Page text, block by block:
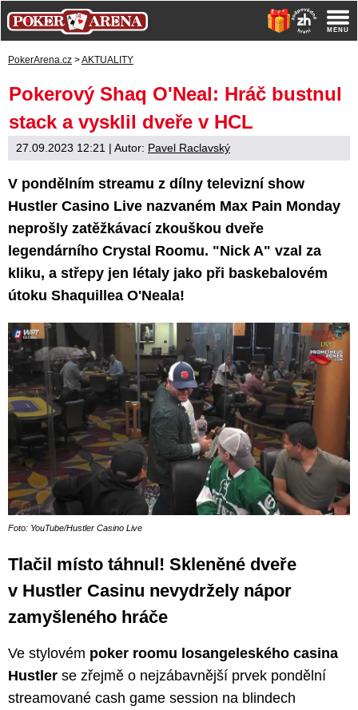
PokerArena.cz >AKTUALITY
Pokerový Shaq O'Neal: Hráč bustnul
stack a vysklil dveře v HCL
27.09.2023 12:21 | Autor: Pavel Raclavský
V pondělním streamu z dílny televizní show
Hustler Casino Live nazvaném Max Pain Monday
neprošly zatěžkávací zkouškou dveře
legendárního Crystal Roomu. "Nick A" vzal za
kliku, a střepy jen létaly jako při baskebalovém
útoku Shaquillea O'Neala!
Foto: YouTube/Hustler Casino Live
Tlačil místo táhnul! Skleněné dveře
v Hustler Casinu nevydržely nápor
zamyšleného hráče
Ve stylovém poker roomu losangeleského casina
Hustler se zřejmě o nejzábavnější prvek pondělní
streamované cash game session na blindech